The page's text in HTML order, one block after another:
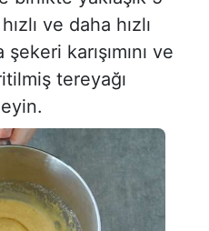
ve daha hızlı
karışımını ve
tereyağı